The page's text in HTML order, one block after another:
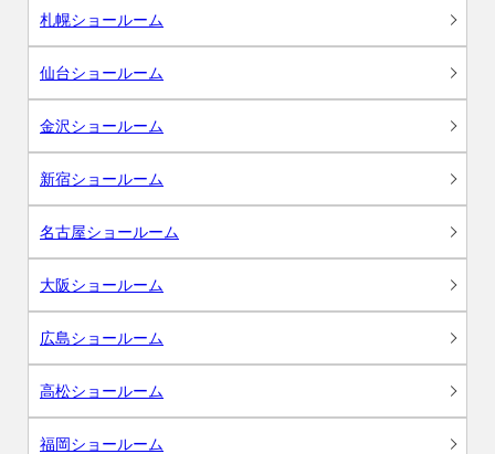
札幌ショールーム
仙台ショールーム
金沢ショールーム
新宿ショールーム
名古屋ショールーム
大阪ショールーム
広島ショールーム
高松ショールーム
福岡ショールーム